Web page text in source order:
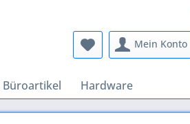
Mein Konto
Büroartikel Hardware